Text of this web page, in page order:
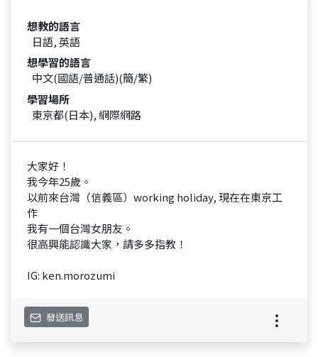
想教的語言
日語, 英語
想學習的語言
中文(國語/普通話)(簡/繁)
學習場所
東京都(日本), 網際網路
大家好！
我今年25歲。
以前來台灣（信義區）working holiday, 現在在東京工
作
我有一個台灣女朋友。
很高興能認識大家，請多多指教！
IG: ken.morozumi
發送訊息